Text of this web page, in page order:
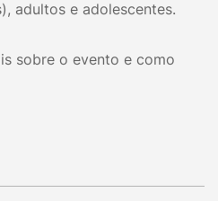
adultos e adolescentes.
sobre o evento e como